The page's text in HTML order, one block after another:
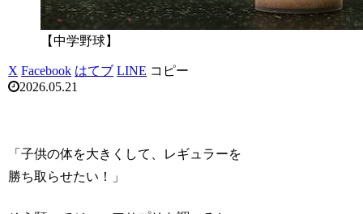
【中学野球】
X Facebook はてブ LINE コピー
2026.05.21
「子供の体を大きくして、レギュラーを
勝ち取らせたい！」